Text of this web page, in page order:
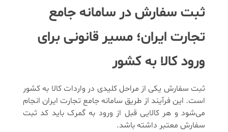
ثبت سفارش در سامانه جامع
تجارت ایران؛ مسیر قانونی برای
ورود کالا به کشور
ثبت سفارش یکی از مراحل کلیدی در واردات کالا به کشور
است. این فرآیند از طریق سامانه جامع تجارت ایران انجام
می‌شود و هر کالایی قبل از ورود به گمرک باید کد ثبت
سفارش معتبر داشته باشد.